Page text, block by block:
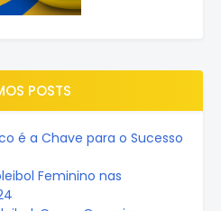
POSTS
é a Chave para o Sucesso
Feminino nas